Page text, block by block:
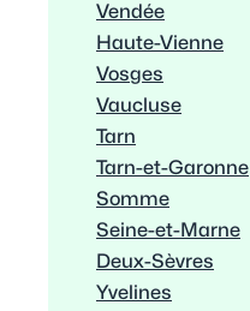
Vendée
Haute-Vienne
Vosges
Vaucluse
Tarn
Tarn-et-Garonne
Somme
Seine-et-Marne
Deux-Sèvres
Yvelines